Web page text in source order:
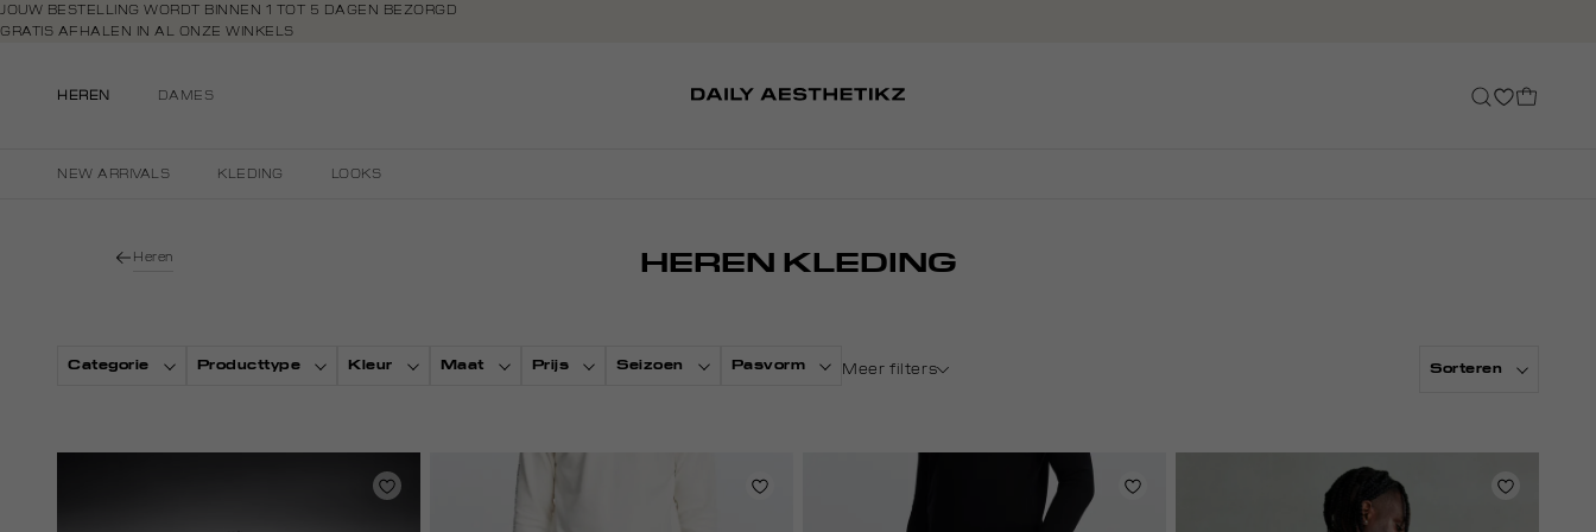
Navigeer
direct naar
Open de
JOUW BESTELLING WORDT BINNEN 1 TOT 5 DAGEN BEZORGD
GRATIS AFHALEN IN AL ONZE WINKELS
HEREN
DAMES
NEW ARRIVALS KLEDING LOOKS
Heren HEREN KLEDING
Categorie Producttype Kleur Maat Prijs Seizoen Pasvorm Sorteren
Meer filters